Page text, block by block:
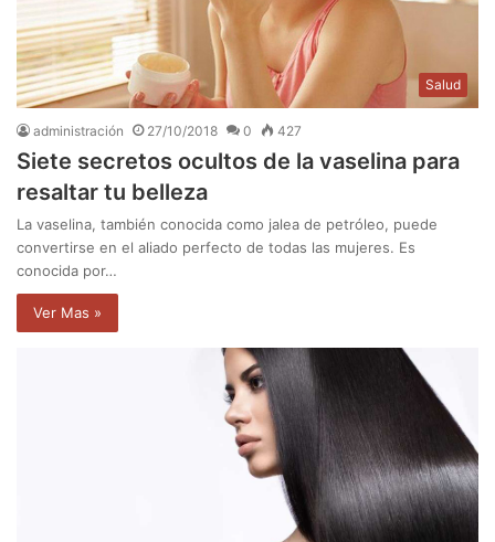
Salud
administración 27/10/2018 0 427
Siete secretos ocultos de la vaselina para
resaltar tu belleza
La vaselina, también conocida como jalea de petróleo, puede
convertirse en el aliado perfecto de todas las mujeres. Es
conocida por…
Ver Mas »